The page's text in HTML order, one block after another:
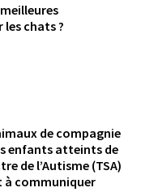
chats ?
de compagnie
enfants atteints de
de l’Autisme (TSA)
à communiquer